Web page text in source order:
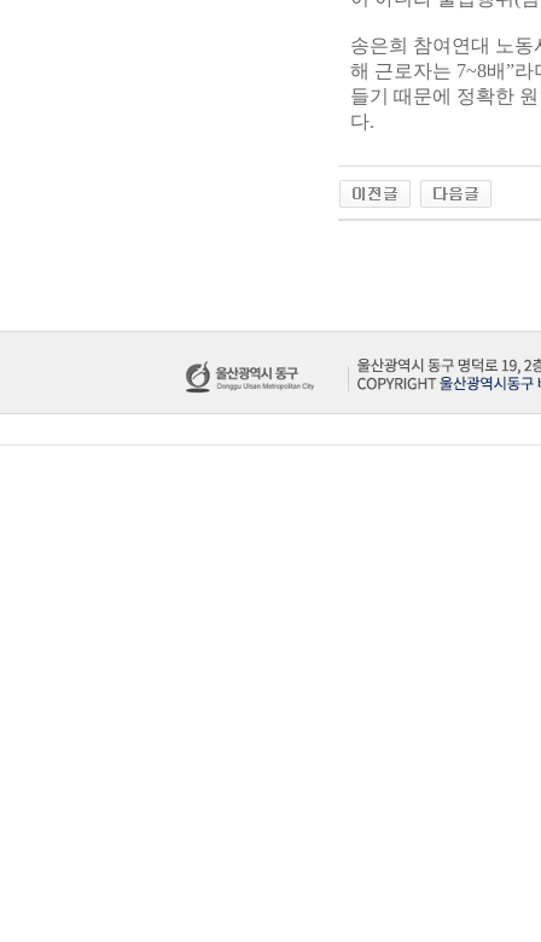
송은희 참여연대 노동
해 근로자는 7~8배”
들기 때문에 정확한
다.